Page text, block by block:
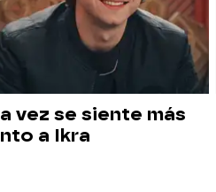
vez se siente más
a Ikra